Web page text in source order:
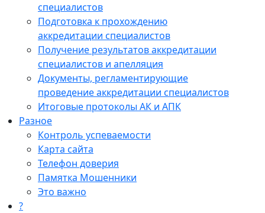
специалистов
Подготовка к прохождению
аккредитации специалистов
Получение результатов аккредитации
специалистов и апелляция
Документы, регламентирующие
проведение аккредитации специалистов
Итоговые протоколы АК и АПК
Разное
Контроль успеваемости
Карта сайта
Телефон доверия
Памятка Мошенники
Это важно
?